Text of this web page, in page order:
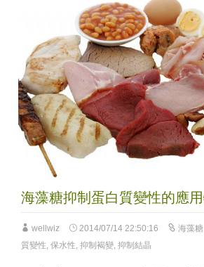
海藻糖抑制蛋白質變性的應
wellwiz 2014/07/14 22:50:16 海藻糖
質變性, 保水性, 抑制褐變, 抑制結晶